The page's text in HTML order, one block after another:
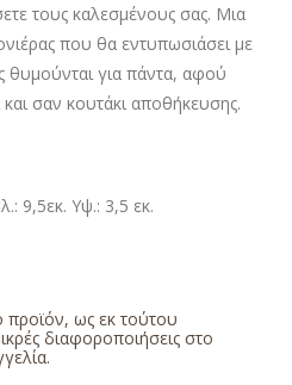
τους καλεσμένους σας. Μια
που θα εντυπωσιάσει με
θυμούνται για πάντα, αφού
σαν κουτάκι αποθήκευσης.
9,5εκ. Υψ.: 3,5 εκ.
προϊόν, ως εκ τούτου
διαφοροποιήσεις στο